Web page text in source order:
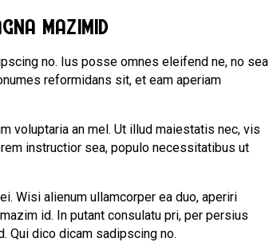
mazimid
no. Ius posse omnes eleifend ne, no sea
reformidans sit, et eam aperiam
voluptaria an mel. Ut illud maiestatis nec, vis
instructior sea, populo necessitatibus ut
Wisi alienum ullamcorper ea duo, aperiri
id. In putant consulatu pri, per persius
Qui dico dicam sadipscing no.